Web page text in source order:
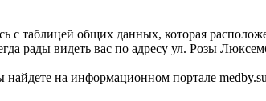
с таблицей общих данных, которая
рады видеть вас по адресу ул. Розы
на информационном портале